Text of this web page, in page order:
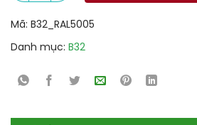
Mã: B32_RAL5005
Danh mục: B32